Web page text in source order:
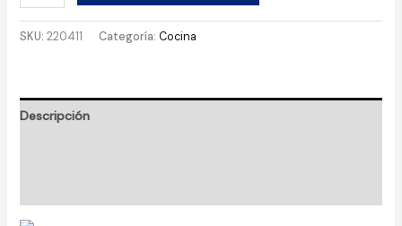
De
Empotrar
en
120V
SKU: 220411 Categoría: Cocina
Descripción